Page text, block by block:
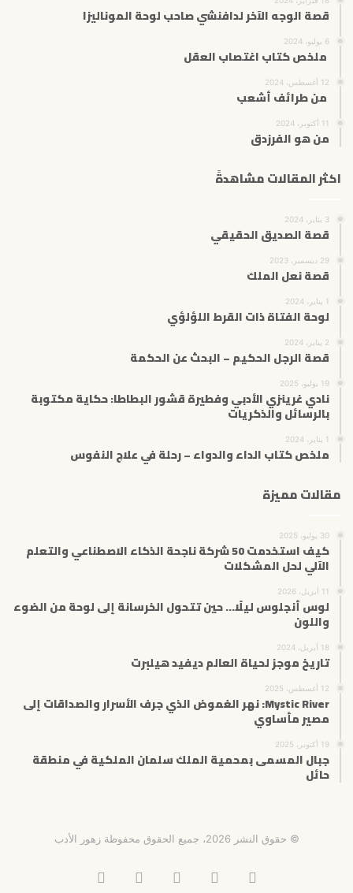
قصة الوجه الآخر لدافنشي صاحب لوحة الموناليزا
6 يوليو، 2024
ملخص كتاب اغتصاب العقل
12 أغسطس، 2024
من طرائف أشعب
11 أكتوبر، 2024
من هو الفرزدق
اكثر المقالات مشاهدةً
3 يناير، 2024
قصة الصديق الحقيقي
29 ديسمبر، 2023
قصة نعل الملك
1 يناير، 2024
لوحة الفتاة ذات القرط اللؤلؤي
2 يناير، 2024
قصة الرجل الحكيم – البحث عن الحكمة
19 يوليو، 2025
نادي غرينزي الأدبي وفطيرة قشور البطاطا: حكاية مكتوبة
بالرسائل والذكريات
1 يناير، 2024
ملخص كتاب الداء والدواء – رحلة في علاج النفوس
مقالات مميزة
30 يوليو، 2025
كيف استخدمت 50 شركة ناجحة الذكاء الاصطناعي والتعلم
الآلي لحل المشكلات
11 أبريل، 2026
لوس أنجلوس ليلًا… حين تتحول الخرسانة إلى لوحة من الضوء
واللون
18 أبريل، 2024
تاريخ موجز لحياة العالم ديفيد هيلبرت
12 أغسطس، 2025
Mystic River: نهر الغموض الذي جرف الأسرار والصداقات إلى
مصير مأساوي
19 أكتوبر، 2025
جبال المسمى بمحمية الملك سلمان الملكية في منطقة
حائل
© حقوق النشر 2026، جميع الحقوق محفوظة زهور الأدب
فيسبوك انستقرامتيلقرام